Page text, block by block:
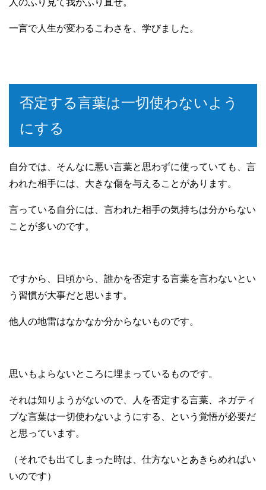
人のふり見て我がふり直せ。
一言で人生が変わるこわさを、学びました。
否定する言葉は一切使わないよう
にする
自分では、そんなに悪い言葉と思わずに使っていても、言
われた相手には、大きな傷を与えることがあります。
言っている自分には、言われた相手の気持ちは分からない
ことが多いのです。
ですから、日頃から、誰かを否定する言葉を言わないとい
う習慣が大事だと思います。
他人の地雷はなかなか分からないものです。
思いもよらないところに埋まっているものです。
それは知りようがないので、人を否定する言葉、ネガティ
ブな言葉は一切使わないようにする、という覚悟が必要だ
と思っています。
（それでも出てしまった時は、仕方ないとあきらめればい
いのです）